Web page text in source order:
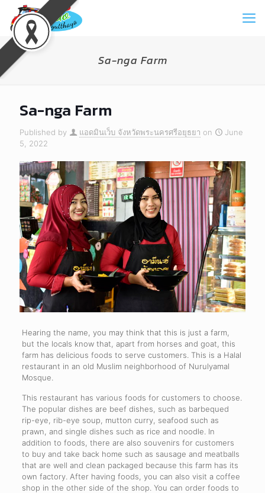
Sa-nga Farm
Sa-nga Farm
Published by แอดมินเว็บ จังหวัดพระนครศรีอยุธยา on
June
5, 2022
Hearing the name, you may think that this is just a farm,
but the locals know that, apart from horses and goat, this
farm has delicious foods to serve customers. This is a Halal
restaurant in an old Muslim neighborhood of Nurulyamal
Mosque.
This restaurant has various foods for customers to choose.
The popular dishes are beef dishes, such as barbequed
rip-eye, rib-eye soup, mutton curry, seafood such as
prawn, and single dishes such as rice and noodle. In
addition to foods, there are also souvenirs for customers
to buy and take back home such as sausage and meatballs
that are well and clean packaged because this farm has its
own factory. After having foods, you can also visit a coffee
shop in the other side of the shop. You can order foods to